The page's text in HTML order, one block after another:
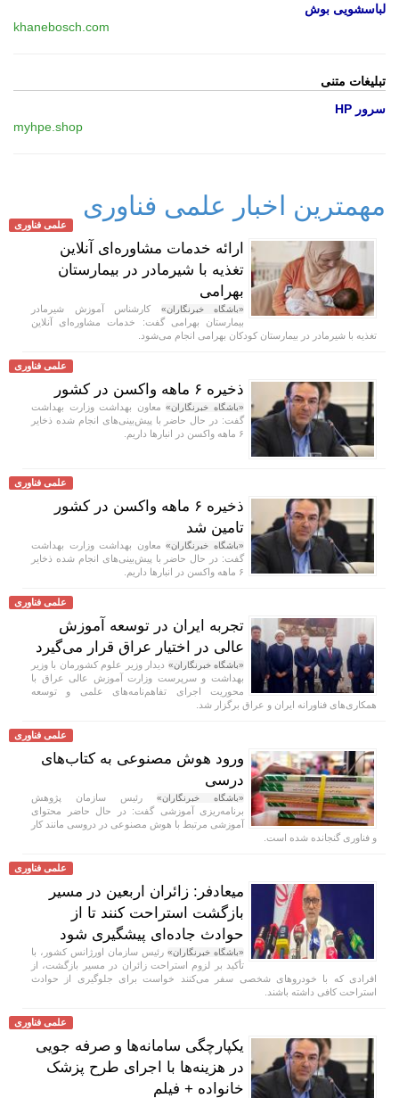
لباسشویی بوش
khanebosch.com
تبلیغات متنی
سرور HP
myhpe.shop
مهمترین اخبار علمی فناوری
علمی فناوری
ارائه خدمات مشاوره‌ای آنلاین
تغذیه با شیرمادر در بیمارستان
بهرامی
«باشگاه خبرنگاران» کارشناس آموزش شیرمادر
بیمارستان بهرامی گفت: خدمات مشاوره‌ای آنلاین
تغذیه با شیرمادر در بیمارستان کودکان بهرامی انجام می‌شود.
علمی فناوری
ذخیره ۶ ماهه واکسن در کشور
«باشگاه خبرنگاران»معاون بهداشت وزارت بهداشت
گفت: در حال حاضر با پیش‌بینی‌های انجام شده ذخایر
۶ ماهه واکسن در انبار‌ها داریم.
علمی فناوری
ذخیره ۶ ماهه واکسن در کشور
تامین شد
«باشگاه خبرنگاران»معاون بهداشت وزارت بهداشت
گفت: در حال حاضر با پیش‌بینی‌های انجام شده ذخایر
۶ ماهه واکسن در انبار‌ها داریم.
علمی فناوری
تجربه ایران در توسعه آموزش
عالی در اختیار عراق قرار می‌گیرد
«باشگاه خبرنگاران» دیدار وزیر علوم کشورمان با وزیر
بهداشت و سرپرست وزارت آموزش عالی عراق با
محوریت اجرای تفاهم‌نامه‌های علمی و توسعه
همکاری‌های فناورانه ایران و عراق برگزار شد.
علمی فناوری
ورود هوش مصنوعی به کتاب‌های
درسی
«باشگاه خبرنگاران» رئیس سازمان پژوهش
برنامه‌ریزی آموزشی گفت: در حال حاضر محتوای
آموزشی مرتبط با هوش مصنوعی در دروسی مانند کار
و فناوری گنجانده شده است.
علمی فناوری
میعادفر: زائران اربعین در مسیر
بازگشت استراحت کنند تا از
حوادث جاده‌ای پیشگیری شود
«باشگاه خبرنگاران» رئیس سازمان اورژانس کشور، با
تأکید بر لزوم استراحت زائران در مسیر بازگشت، از
افرادی که با خودروهای شخصی سفر می‌کنند خواست برای جلوگیری از حوادث
استراحت کافی داشته باشند.
علمی فناوری
یکپارچگی سامانه‌ها و صرفه جویی
در هزینه‌ها با اجرای طرح پزشک
خانواده + فیلم